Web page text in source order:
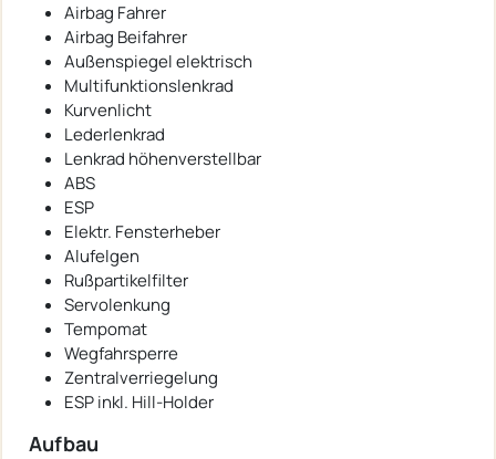
Airbag Fahrer
Airbag Beifahrer
Außenspiegel elektrisch
Multifunktionslenkrad
Kurvenlicht
Lederlenkrad
Lenkrad höhenverstellbar
ABS
ESP
Elektr. Fensterheber
Alufelgen
Rußpartikelfilter
Servolenkung
Tempomat
Wegfahrsperre
Zentralverriegelung
ESP inkl. Hill-Holder
Aufbau